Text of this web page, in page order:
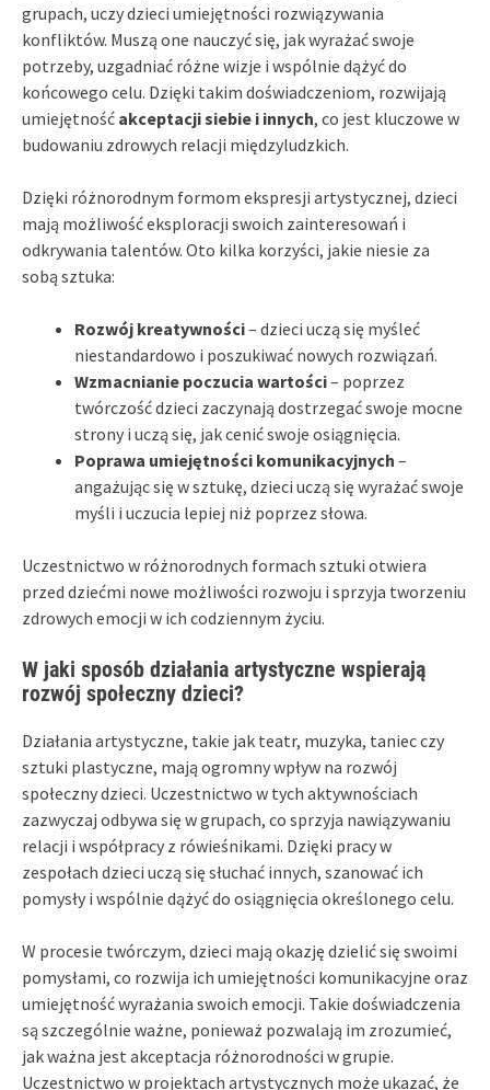
grupach, uczy dzieci umiejętności rozwiązywania
konfliktów. Muszą one nauczyć się, jak wyrażać swoje
potrzeby, uzgadniać różne wizje i wspólnie dążyć do
końcowego celu. Dzięki takim doświadczeniom, rozwijają
umiejętność akceptacji siebie i innych, co jest kluczowe w
budowaniu zdrowych relacji międzyludzkich.
Dzięki różnorodnym formom ekspresji artystycznej, dzieci
mają możliwość eksploracji swoich zainteresowań i
odkrywania talentów. Oto kilka korzyści, jakie niesie za
sobą sztuka:
Rozwój kreatywności– dzieci uczą się myśleć
niestandardowo i poszukiwać nowych rozwiązań.
Wzmacnianie poczucia wartości– poprzez
twórczość dzieci zaczynają dostrzegać swoje mocne
strony i uczą się, jak cenić swoje osiągnięcia.
Poprawa umiejętności komunikacyjnych –
angażując się w sztukę, dzieci uczą się wyrażać swoje
myśli i uczucia lepiej niż poprzez słowa.
Uczestnictwo w różnorodnych formach sztuki otwiera
przed dziećmi nowe możliwości rozwoju i sprzyja tworzeniu
zdrowych emocji w ich codziennym życiu.
W jaki sposób działania artystyczne wspierają
rozwój społeczny dzieci?
Działania artystyczne, takie jak teatr, muzyka, taniec czy
sztuki plastyczne, mają ogromny wpływ na rozwój
społeczny dzieci. Uczestnictwo w tych aktywnościach
zazwyczaj odbywa się w grupach, co sprzyja nawiązywaniu
relacji i współpracy z rówieśnikami. Dzięki pracy w
zespołach dzieci uczą się słuchać innych, szanować ich
pomysły i wspólnie dążyć do osiągnięcia określonego celu.
W procesie twórczym, dzieci mają okazję dzielić się swoimi
pomysłami, co rozwija ich umiejętności komunikacyjne oraz
umiejętność wyrażania swoich emocji. Takie doświadczenia
są szczególnie ważne, ponieważ pozwalają im zrozumieć,
jak ważna jest akceptacja różnorodności w grupie.
Uczestnictwo w projektach artystycznych może ukazać, że